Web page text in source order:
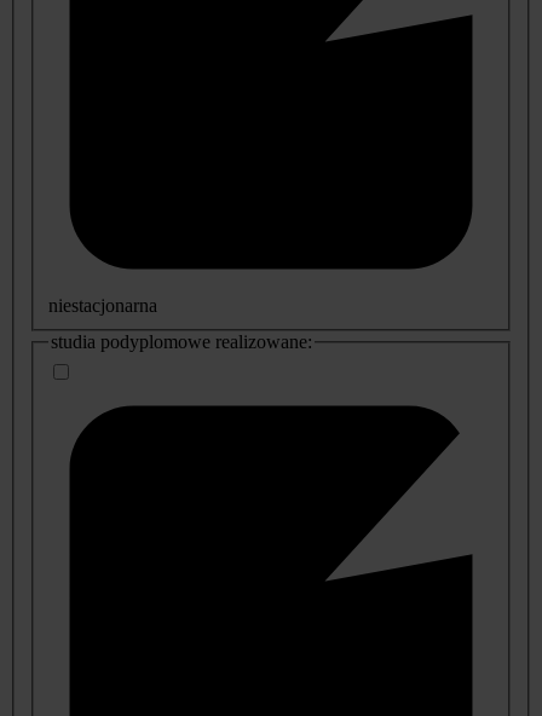
niestacjonarna
studia podyplomowe realizowane: